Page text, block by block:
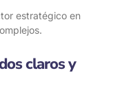
estratégico en
claros y